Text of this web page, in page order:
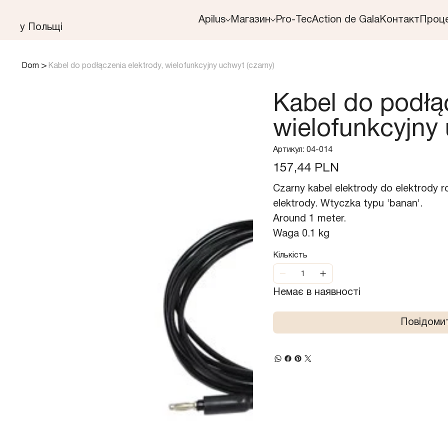
у Польщі
Apilus Магазин Pro-TecAction de GalaКонтакт
Dom > Kabel do podłączenia elektrody, wielofunkcyjny uchwyt (сzarny)
Kabel do
wielofunkcyjny
Артикул: Артикул
04-
04-014
Ціна
157,44 PLN
Czarny kabel elektrody do elektrody
elektrody. Wtyczka typu 'banan'.
Around 1 meter.
Waga 0.1 kg
Кількість
Немає в наявності